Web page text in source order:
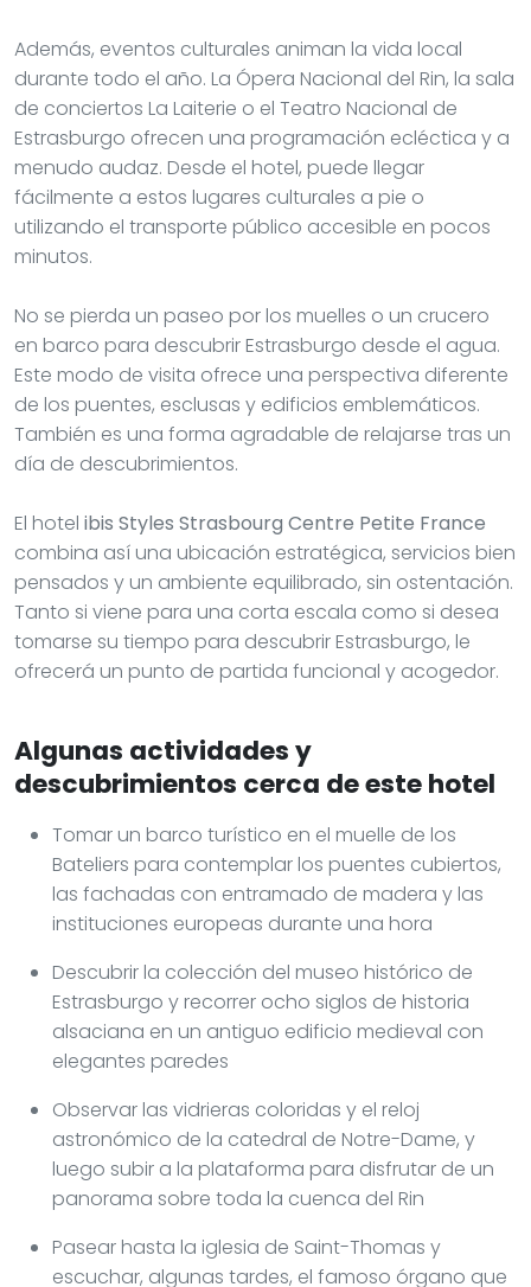
Además, eventos culturales animan la vida local
durante todo el año. La Ópera Nacional del Rin, la sala
de conciertos La Laiterie o el Teatro Nacional de
Estrasburgo ofrecen una programación ecléctica y a
menudo audaz. Desde el hotel, puede llegar
fácilmente a estos lugares culturales a pie o
utilizando el transporte público accesible en pocos
minutos.
No se pierda un paseo por los muelles o un crucero
en barco para descubrir Estrasburgo desde el agua.
Este modo de visita ofrece una perspectiva diferente
de los puentes, esclusas y edificios emblemáticos.
También es una forma agradable de relajarse tras un
día de descubrimientos.
El hotel ibis Styles Strasbourg Centre Petite France
combina así una ubicación estratégica, servicios bien
pensados y un ambiente equilibrado, sin ostentación.
Tanto si viene para una corta escala como si desea
tomarse su tiempo para descubrir Estrasburgo, le
ofrecerá un punto de partida funcional y acogedor.
Algunas actividades y
descubrimientos cerca de este hotel
Tomar un barco turístico en el muelle de los
Bateliers para contemplar los puentes cubiertos,
las fachadas con entramado de madera y las
instituciones europeas durante una hora
Descubrir la colección del museo histórico de
Estrasburgo y recorrer ocho siglos de historia
alsaciana en un antiguo edificio medieval con
elegantes paredes
Observar las vidrieras coloridas y el reloj
astronómico de la catedral de Notre-Dame, y
luego subir a la plataforma para disfrutar de un
panorama sobre toda la cuenca del Rin
Pasear hasta la iglesia de Saint-Thomas y
escuchar, algunas tardes, el famoso órgano que